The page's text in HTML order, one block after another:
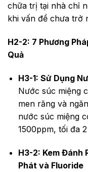
chữa trị tại nhà chỉ
khi vấn đề chưa trở
H2-2: 7 Phương
Quả
H3-1: Sử Dụng
Nước súc miệng
men răng và
nước súc miệng
1500ppm, tối đa
H3-2: Kem Đánh
Phát và Fluoride